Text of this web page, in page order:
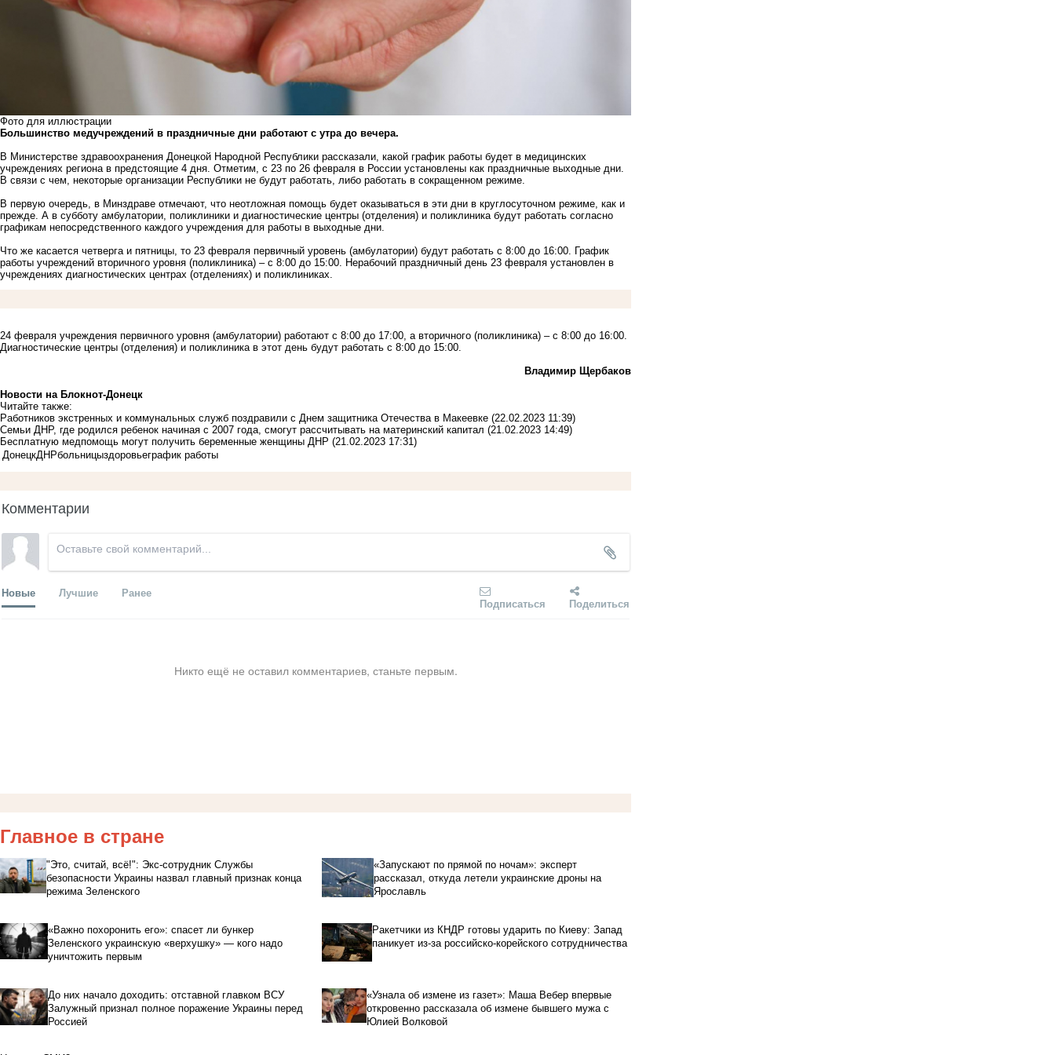
Фото для иллюстрации
Большинство медучреждений в праздничные дни работают с утра до вечера.
В Министерстве здравоохранения Донецкой Народной Республики рассказали, какой график работы будет в медицинских
учреждениях региона в предстоящие 4 дня. Отметим, с 23 по 26 февраля в России установлены как праздничные выходные дни.
В связи с чем, некоторые организации Республики не будут работать, либо работать в сокращенном режиме.
В первую очередь, в Минздраве отмечают, что неотложная помощь будет оказываться в эти дни в круглосуточном режиме, как и
прежде. А в субботу амбулатории, поликлиники и диагностические центры (отделения) и поликлиника будут работать согласно
графикам непосредственного каждого учреждения для работы в выходные дни.
Что же касается четверга и пятницы, то 23 февраля первичный уровень (амбулатории) будут работать с 8:00 до 16:00. График
работы учреждений вторичного уровня (поликлиника) – с 8:00 до 15:00. Нерабочий праздничный день 23 февраля установлен в
учреждениях диагностических центрах (отделениях) и поликлиниках.
24 февраля учреждения первичного уровня (амбулатории) работают с 8:00 до 17:00, а вторичного (поликлиника) – с 8:00 до 16:00.
Диагностические центры (отделения) и поликлиника в этот день будут работать с 8:00 до 15:00.
Владимир Щербаков
Новости на Блoкнoт-Донецк
Читайте также:
Работников экстренных и коммунальных служб поздравили с Днем защитника Отечества в Макеевке (22.02.2023 11:39)
Семьи ДНР, где родился ребенок начиная с 2007 года, смогут рассчитывать на материнский капитал (21.02.2023 14:49)
Бесплатную медпомощь могут получить беременные женщины ДНР (21.02.2023 17:31)
ДонецкДНРбольницыздоровьеграфик работы
Комментарии
Новые Лучшие Ранее
Подписаться Поделиться
Никто ещё не оставил комментариев, станьте первым.
Главное в стране
"Это, считай, всё!": Экс-сотрудник Службы
безопасности Украины назвал главный признак конца
режима Зеленского
«Запускают по прямой по ночам»: эксперт
рассказал, откуда летели украинские дроны на
Ярославль
«Важно похоронить его»: спасет ли бункер
Зеленского украинскую «верхушку» — кого надо
уничтожить первым
Ракетчики из КНДР готовы ударить по Киеву: Запад
паникует из-за российско-корейского сотрудничества
До них начало доходить: отставной главком ВСУ
Залужный признал полное поражение Украины перед
Россией
«Узнала об измене из газет»: Маша Вебер впервые
откровенно рассказала об измене бывшего мужа с
Юлией Волковой